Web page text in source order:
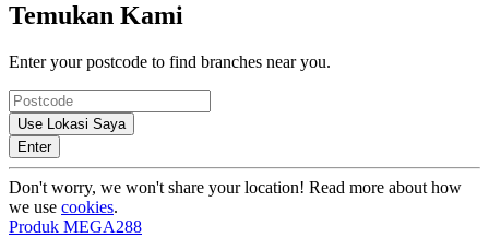
Temukan Kami
Enter your postcode to find branches near you.
Use Lokasi Saya
Enter
Don't worry, we won't share your location! Read more about how
we use cookies.
Produk MEGA288